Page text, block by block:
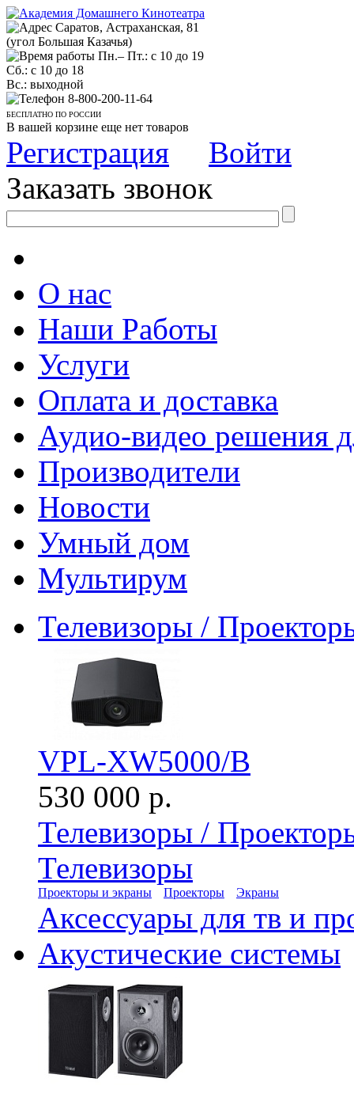
Саратов, Астраханская, 81
(угол Большая Казачья)
Пн.– Пт.: с 10 до 19
Сб.: с 10 до 18
Вс.: выходной
8-800-200-11-64
БЕСПЛАТНО ПО РОССИИ
В вашей корзине еще нет товаров
Регистрация
Войти
Заказать звонок
О нас
Наши Работы
Услуги
Оплата и доставка
Аудио-видео решения
Производители
Новости
Умный дом
Мультирум
Телевизоры /
VPL-XW5000/B
530 000 р.
Телевизоры /
Телевизоры
Проекторы и экраны Проекторы Экраны
Аксессуары для тв и
Акустические системы